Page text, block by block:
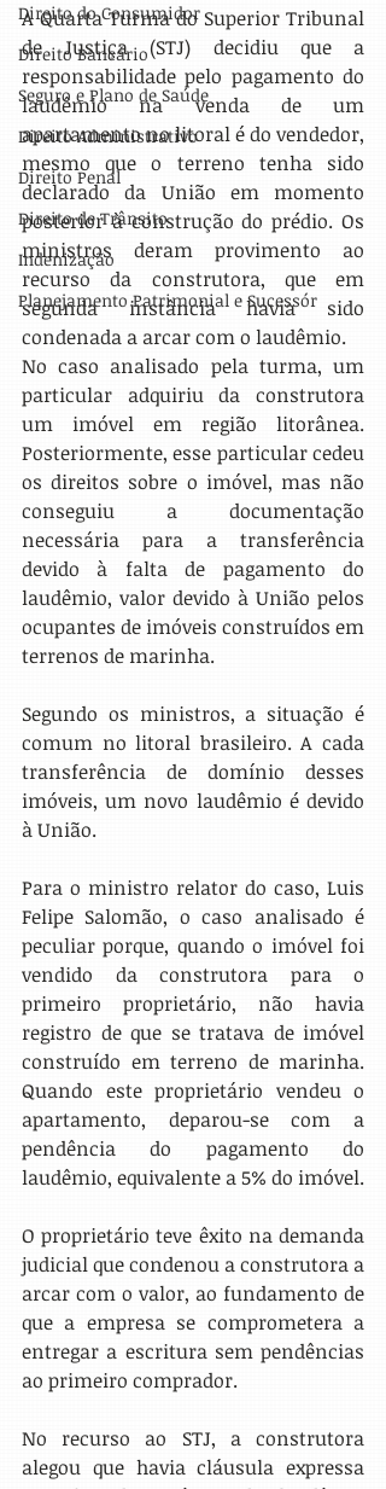
Direito do Consumidor
Direito Bancário
Seguro e Plano de Saúde
Direito Administrativo
Direito Penal
Direito de Trânsito
Indenização
Planejamento Patrimonial e Sucessór
A Quarta Turma do Superior Tribunal
de Justiça (STJ) decidiu que a
responsabilidade pelo pagamento do
laudêmio na venda de um
apartamento no litoral é do vendedor,
mesmo que o terreno tenha sido
declarado da União em momento
posterior à construção do prédio. Os
ministros deram provimento ao
recurso da construtora, que em
segunda instância havia sido
condenada a arcar com o laudêmio.
No caso analisado pela turma, um
particular adquiriu da construtora
um imóvel em região litorânea.
Posteriormente, esse particular cedeu
os direitos sobre o imóvel, mas não
conseguiu a documentação
necessária para a transferência
devido à falta de pagamento do
laudêmio, valor devido à União pelos
ocupantes de imóveis construídos em
terrenos de marinha.
Segundo os ministros, a situação é
comum no litoral brasileiro. A cada
transferência de domínio desses
imóveis, um novo laudêmio é devido
à União.
Para o ministro relator do caso, Luis
Felipe Salomão, o caso analisado é
peculiar porque, quando o imóvel foi
vendido da construtora para o
primeiro proprietário, não havia
registro de que se tratava de imóvel
construído em terreno de marinha.
Quando este proprietário vendeu o
apartamento, deparou-se com a
pendência do pagamento do
laudêmio, equivalente a 5% do imóvel.
O proprietário teve êxito na demanda
judicial que condenou a construtora a
arcar com o valor, ao fundamento de
que a empresa se comprometera a
entregar a escritura sem pendências
ao primeiro comprador.
No recurso ao STJ, a construtora
alegou que havia cláusula expressa